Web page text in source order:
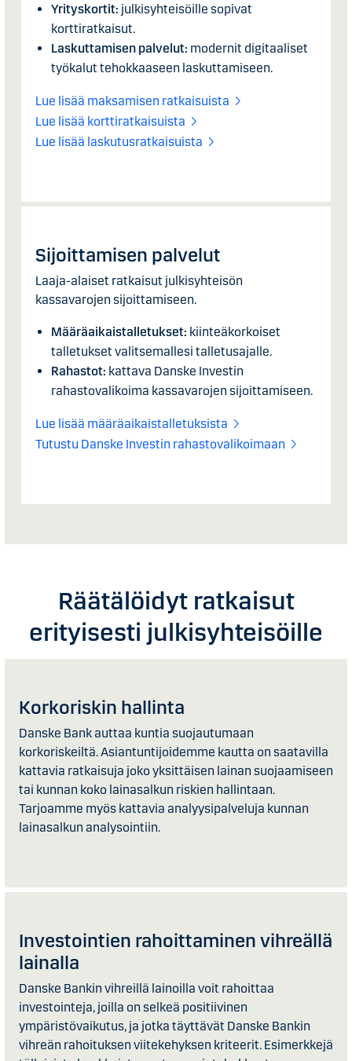
Yrityskortit: julkisyhteisöille sopivat
korttiratkaisut.
Laskuttamisen palvelut: modernit digitaaliset
työkalut tehokkaaseen laskuttamiseen.
Lue lisää maksamisen ratkaisuista
Lue lisää korttiratkaisuista
Lue lisää laskutusratkaisuista
Sijoittamisen palvelut
Laaja-alaiset ratkaisut julkisyhteisön
kassavarojen sijoittamiseen.
Määräaikaistalletukset: kiinteäkorkoiset
talletukset valitsemallesi talletusajalle.
Rahastot: kattava Danske Investin
rahastovalikoima kassavarojen sijoittamiseen.
Lue lisää määräaikaistalletuksista
Tutustu Danske Investin rahastovalikoimaan
Räätälöidyt ratkaisut
erityisesti julkisyhteisöille
Korkoriskin hallinta
Danske Bank auttaa kuntia suojautumaan
korkoriskeiltä. Asiantuntijoidemme kautta on saatavilla
kattavia ratkaisuja joko yksittäisen lainan suojaamiseen
tai kunnan koko lainasalkun riskien hallintaan.
Tarjoamme myös kattavia analyysipalveluja kunnan
lainasalkun analysointiin.
Investointien rahoittaminen vihreällä
lainalla
Danske Bankin vihreillä lainoilla voit rahoittaa
investointeja, joilla on selkeä positiivinen
ympäristövaikutus, ja jotka täyttävät Danske Bankin
vihreän rahoituksen viitekehyksen kriteerit. Esimerkkejä